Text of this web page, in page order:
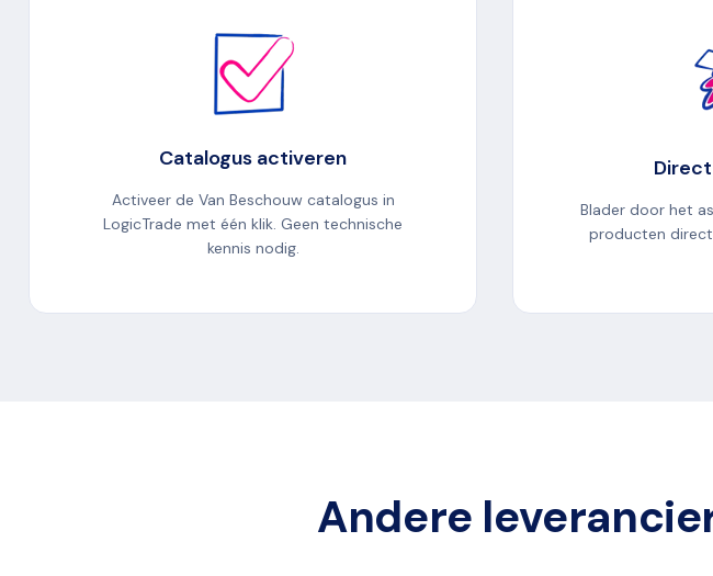
Catalogus activeren
Activeer de Van Beschouw catalogus in
LogicTrade met één klik. Geen technische
kennis nodig.
Blader door het
producten
Andere